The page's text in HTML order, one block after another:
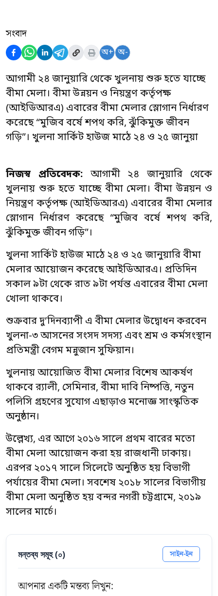
সংবাদ
অ+ অ-
আগামী ২৪ জানুয়ারি থেকে খুলনায় শুরু হতে যাচ্ছে
বীমা মেলা। বীমা উন্নয়ন ও নিয়ন্ত্রণ কর্তৃপক্ষ
(আইডিআরএ) এবারের বীমা মেলার স্লোগান নির্ধারণ
করেছে “মুজিব বর্ষে শপথ করি, ঝুঁকিমুক্ত জীবন
গড়ি”। খুলনা সার্কিট হাউজ মাঠে ২৪ ও ২৫ জানুয়া
নিজস্ব প্রতিবেদক: আগামী ২৪ জানুয়ারি থেকে
খুলনায় শুরু হতে যাচ্ছে বীমা মেলা। বীমা উন্নয়ন ও
নিয়ন্ত্রণ কর্তৃপক্ষ (আইডিআরএ) এবারের বীমা মেলার
স্লোগান নির্ধারণ করেছে “মুজিব বর্ষে শপথ করি,
ঝুঁকিমুক্ত জীবন গড়ি”।
খুলনা সার্কিট হাউজ মাঠে ২৪ ও ২৫ জানুয়ারি বীমা
মেলার আয়োজন করেছে আইডিআরএ। প্রতিদিন
সকাল ৯টা থেকে রাত ৯টা পর্যন্ত এবারের বীমা মেলা
খোলা থাকবে।
শুক্রবার দু’দিনব্যাপী এ বীমা মেলার উদ্বোধন করবেন
খুলনা-৩ আসনের সংসদ সদস্য এবং শ্রম ও কর্মসংস্থান
প্রতিমন্ত্রী বেগম মন্নুজান সুফিয়ান।
খুলনায় আয়োজিত বীমা মেলার বিশেষ আকর্ষণ
থাকবে র‌্যালী, সেমিনার, বীমা দাবি নিষ্পত্তি, নতুন
পলিসি গ্রহণের সুযোগ এছাড়াও মনোজ্ঞ সাংস্কৃতিক
অনুষ্ঠান।
উল্লেখ্য, এর আগে ২০১৬ সালে প্রথম বারের মতো
বীমা মেলা আয়োজন করা হয় রাজধানী ঢাকায়।
এরপর ২০১৭ সালে সিলেটে অনুষ্ঠিত হয় বিভাগী
পর্যায়ের বীমা মেলা। সবশেষ ২০১৮ সালের বিভাগীয়
বীমা মেলা অনুষ্ঠিত হয় বন্দর নগরী চট্টগ্রামে, ২০১৯
সালের মার্চে।
মন্তব্য সমূহ (০) সাইন-ইন
আপনার একটি মন্তব্য লিখুন: